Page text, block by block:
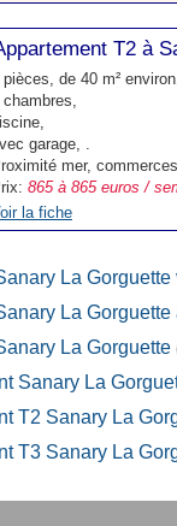
T2 à
pièces, de 40 m²
chambres,
garage, .
mer, commerces
865 à 865 euros /
la fiche
La Gorguette
La
La Gorguette
Sanary La
T2 Sanary La
T3 Sanary La